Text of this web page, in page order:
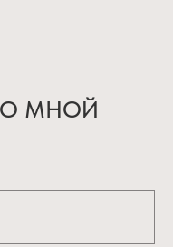
МНОЙ